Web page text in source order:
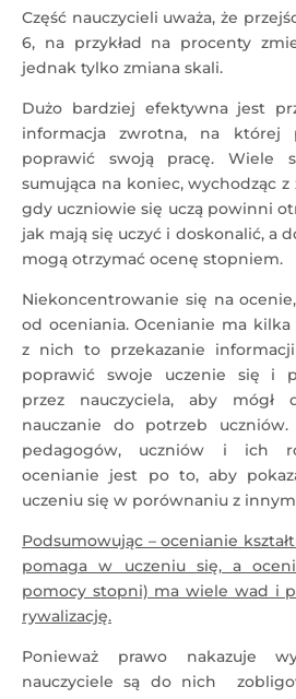
Część nauczycieli uważa, że
6, na przykład na procenty
jednak tylko zmiana skali.
Dużo bardziej efektywna jest
informacja zwrotna, na której
poprawić swoją pracę. Wiele
sumująca na koniec, wychodząc z
gdy uczniowie się uczą powinni
jak mają się uczyć i doskonalić, a
mogą otrzymać ocenę stopniem.
Niekoncentrowanie się na
od oceniania. Ocenianie ma kilka
z nich to przekazanie
poprawić swoje uczenie się i
przez nauczyciela, aby mógł
nauczanie do potrzeb
pedagogów, uczniów i ich
ocenianie jest po to, aby
uczeniu się w porównaniu z
Podsumowując – ocenianie
pomaga w uczeniu się, a
pomocy stopni) ma wiele wad i
rywalizację.
Ponieważ prawo nakazuje
nauczyciele są do nich